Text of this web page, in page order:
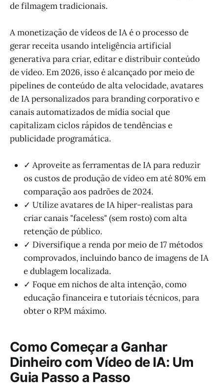
de filmagem tradicionais.
A monetização de vídeos de IA é o processo de
gerar receita usando inteligência artificial
generativa para criar, editar e distribuir conteúdo
de vídeo. Em 2026, isso é alcançado por meio de
pipelines de conteúdo de alta velocidade, avatares
de IA personalizados para branding corporativo e
canais automatizados de mídia social que
capitalizam ciclos rápidos de tendências e
publicidade programática.
✓ Aproveite as ferramentas de IA para reduzir
os custos de produção de vídeo em até 80% em
comparação aos padrões de 2024.
✓ Utilize avatares de IA hiper-realistas para
criar canais "faceless" (sem rosto) com alta
retenção de público.
✓ Diversifique a renda por meio de 17 métodos
comprovados, incluindo banco de imagens de IA
e dublagem localizada.
✓ Foque em nichos de alta intenção, como
educação financeira e tutoriais técnicos, para
obter o RPM máximo.
Como Começar a Ganhar
Dinheiro com Vídeo de IA: Um
Guia Passo a Passo